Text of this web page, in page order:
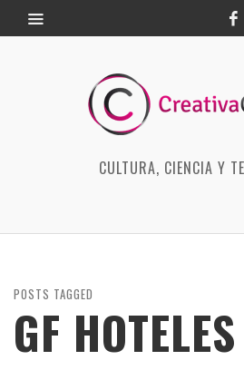
CULTURA, CIENCIA Y
POSTS TAGGED
GF HOTELES